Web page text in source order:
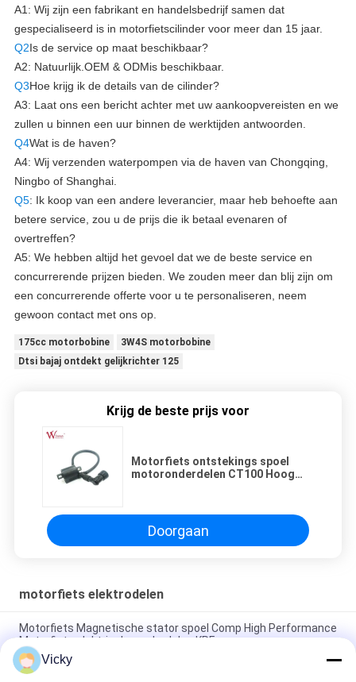
A1: Wij zijn een fabrikant en handelsbedrijf samen dat
gespecialiseerd is in motorfietscilinder voor meer dan 15 jaar.
Q2Is de service op maat beschikbaar?
A2: Natuurlijk.OEM & ODMis beschikbaar.
Q3Hoe krijg ik de details van de cilinder?
A3: Laat ons een bericht achter met uw aankoopvereisten en we
zullen u binnen een uur binnen de werktijden antwoorden.
Q4Wat is de haven?
A4: Wij verzenden waterpompen via de haven van Chongqing,
Ningbo of Shanghai.
Q5: Ik koop van een andere leverancier, maar heb behoefte aan
betere service, zou u de prijs die ik betaal evenaren of
overtreffen?
A5: We hebben altijd het gevoel dat we de beste service en
concurrerende prijzen bieden. We zouden meer dan blij zijn om
een concurrerende offerte voor u te personaliseren, neem
gewoon contact met ons op.
175cc motorbobine
3W4S motorbobine
Dtsi bajaj ontdekt gelijkrichter 125
Krijg de beste prijs voor
Motorfiets ontstekings spoel
motoronderdelen CT100 Hoog
Doorgaan
motorfiets elektrodelen
Motorfiets Magnetische stator spoel Comp High Performance
Motorfiets elektrische onderdelen KRF
Elektrische motorfiets relais connector Kriss 100 voor B2B
Vicky